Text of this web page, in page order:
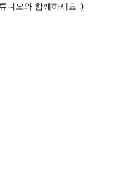
디오와 함께하세요 :)